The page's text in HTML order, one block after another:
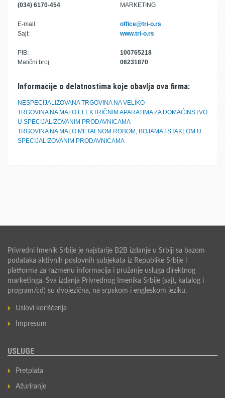
(034) 6170-454
MARKETING
E-mail:
office@tri-o.rs
Sajt:
www.tri-o.rs
PIB:
100765218
Matični broj:
06231870
Informacije o delatnostima koje obavlja ova firma:
NESPECIJALIZOVANA TRGOVINA NA VELIKO
TRGOVINA NA MALO ELEKTRIČNIM APARATIMA ZA DOMAĆINSTVO
U SPECIJALIZOVANIM PRODAVNICAMA
TRGOVINA NA MALO METALNOM ROBOM, BOJAMA I STAKLOM U
SPECIJALIZOVANIM PRODAVNICAMA
Privredni Imenik Srbije je najstarije B2B izdanje u Srbiji sa bazom
podataka aktivnih poslovnih subjekata iz Republike Srbije i
platforma za razmenu informacija i pružanje usluga direktnog
marketinga. Sva izdanja Privrednog Imenika Srbije (sajt, katalog i
program/cd) su dvojezična, na srpskom i engleskom jeziku.
Uslovi korišćenja
Impresum
USLUGE
Pretplata
Ažuriranje